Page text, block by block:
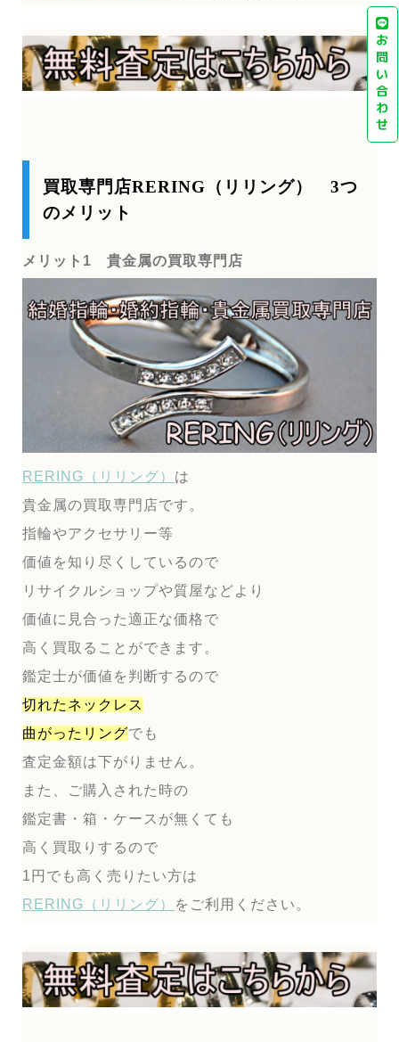
買取専門店RERING（リリング） 3つ
のメリット
メリット1 貴金属の買取専門店
RERING（リリング） は
貴金属の買取専門店です。
指輪やアクセサリー等
価値を知り尽くしているので
リサイクルショップや質屋などより
価値に見合った適正な価格で
高く買取ることができます。
鑑定士が価値を判断するので
切れたネックレス
曲がったリングでも
査定金額は下がりません。
また、ご購入された時の
鑑定書・箱・ケースが無くても
高く買取りするので
1円でも高く売りたい方は
RERING（リリング）
をご利用ください。
お
問
い
合
わ
せ